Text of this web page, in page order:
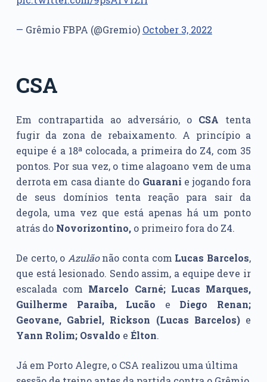
— Grêmio FBPA (@Gremio) October 3, 2022
CSA
Em contrapartida ao adversário, o CSA tenta
fugir da zona de rebaixamento. A princípio a
equipe é a 18ª colocada, a primeira do Z4, com 35
pontos. Por sua vez, o time alagoano vem de uma
derrota em casa diante do Guarani e jogando fora
de seus domínios tenta reação para sair da
degola, uma vez que está apenas há um ponto
atrás do Novorizontino,o primeiro fora do Z4.
De certo, o Azulãonão conta com Lucas Barcelos,
que está lesionado. Sendo assim, a equipe deve ir
escalada com Marcelo Carné; Lucas Marques,
Guilherme Paraíba, Lucão e Diego Renan;
Geovane, Gabriel, Rickson (Lucas Barcelos)e
Yann Rolim; Osvaldo e Élton.
Já em Porto Alegre, o CSA realizou uma última